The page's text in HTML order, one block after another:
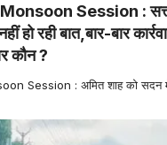
Session : सत्ता
हो रही बात,बार-बार
कौन ?
Session : अमित शाह को सदन